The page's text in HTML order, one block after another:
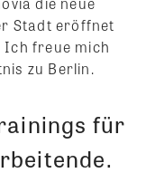
Stadt eröffnet
Ich freue mich
zu Berlin.
für